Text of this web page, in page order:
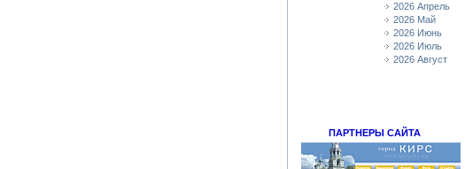
2026 Апрель
2026 Май
2026 Июнь
2026 Июль
2026 Август
ПАРТНЕРЫ САЙТА